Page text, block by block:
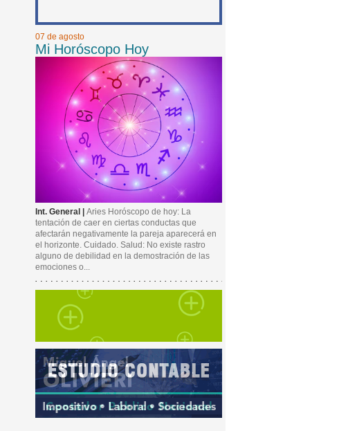
07 de agosto
Mi Horóscopo Hoy
Int. General | Aries Horóscopo de hoy: La
tentación de caer en ciertas conductas que
afectarán negativamente la pareja aparecerá en
el horizonte. Cuidado. Salud: No existe rastro
alguno de debilidad en la demostración de las
emociones o...